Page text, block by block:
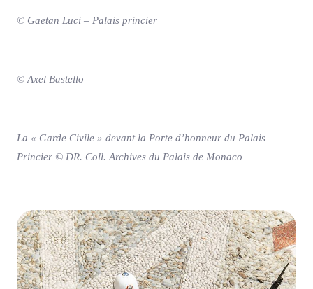
© Gaetan Luci – Palais princier
© Axel Bastello
La « Garde Civile » devant la Porte d’honneur du Palais
Princier © DR. Coll. Archives du Palais de Monaco